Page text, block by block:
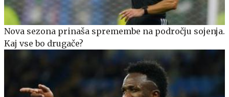
Nova sezona prinaša spremembe na področju sojenja.
Kaj vse bo drugače?